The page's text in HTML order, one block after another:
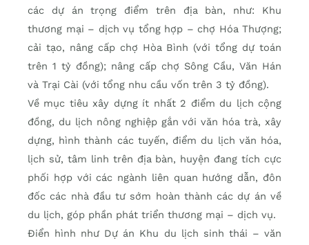
các dự án trọng điểm trên địa bàn, như: Khu
thương mại – dịch vụ tổng hợp – chợ Hóa Thượng;
cải tạo, nâng cấp chợ Hòa Bình (với tổng dự toán
trên 1 tỷ đồng); nâng cấp chợ Sông Cầu, Văn Hán
và Trại Cài (với tổng nhu cầu vốn trên 3 tỷ đồng).
Về mục tiêu xây dựng ít nhất 2 điểm du lịch cộng
đồng, du lịch nông nghiệp gắn với văn hóa trà, xây
dựng, hình thành các tuyến, điểm du lịch văn hóa,
lịch sử, tâm linh trên địa bàn, huyện đang tích cực
phối hợp với các ngành liên quan hướng dẫn, đôn
đốc các nhà đầu tư sớm hoàn thành các dự án về
du lịch, góp phần phát triển thương mại – dịch vụ.
Điển hình như Dự án Khu du lịch sinh thái – văn